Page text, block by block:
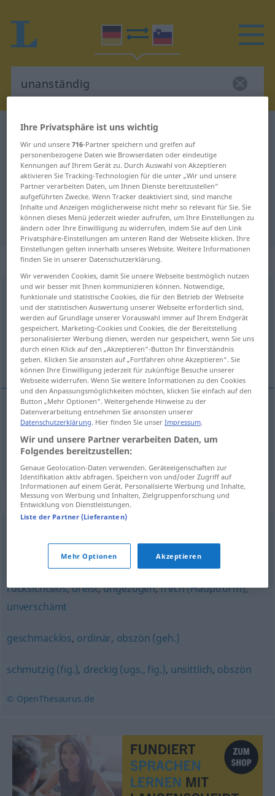
Deutsch-Slowenisch Wörterbuch
Deutsch-Slowenisch Übersetzung
für "unanständig"
"unanständig" Slowenisch
Übersetzung
„unanständig“
unanständig
Übersicht aller Übersetzungen
(Für mehr Details die Übersetzung anklicken/antippen)
nèspodóben, nèpoštèn
nèspodóben unanständig
nèpoštèn unanständig
Synonyme für "unanständig"
anmaßend,unverfroren,unhöflich,
rücksichtslos,dreist,ungezogen,frech (Hauptform),
unverschämt
geschmacklos, ordinär, obszön (geh.)
schmutzig (fig.), dreckig (ugs., fig.), unsittlich, obszön
© OpenThesaurus.de
Ihre Privatsphäre ist uns wichtig
Wir und unsere716-Partner speichern und greifen auf
personenbezogene Daten wie Browserdaten oder eindeutige
Kennungen auf Ihrem Gerät zu. Durch Auswahl von Akzeptieren
aktivieren Sie Tracking-Technologien für die unter „Wir und unsere
Partner verarbeiten Daten, um Ihnen Dienste bereitzustellen“
aufgeführten Zwecke. Wenn Tracker deaktiviert sind, sind manche
Inhalte und Anzeigen möglicherweise nicht mehr so relevant für Sie. Sie
können dieses Menü jederzeit wieder aufrufen, um Ihre Einstellungen zu
ändern oder Ihre Einwilligung zu widerrufen, indem Sie auf den Link
Privatsphäre-Einstellungen am unteren Rand der Webseite klicken. Ihre
Einstellungen gelten innerhalb unseres Website. Weitere Informationen
finden Sie in unserer Datenschutzerklärung.
Wir verwenden Cookies, damit Sie unsere Webseite bestmöglich nutzen
und wir besser mit Ihnen kommunizieren können. Notwendige,
funktionale und statistische Cookies, die für den Betrieb der Webseite
und der statistischen Auswertung unserer Webseite erforderlich sind,
werden auf Grundlage unserer Vorauswahl immer auf Ihrem Endgerät
gespeichert. Marketing-Cookies und Cookies, die der Bereitstellung
personalisierter Werbung dienen, werden nur gespeichert, wenn Sie uns
durch einen Klick auf den „Akzeptieren“-Button Ihr Einverständnis
geben. Klicken Sie ansonsten auf „Fortfahren ohne Akzeptieren“. Sie
können Ihre Einwilligung jederzeit für zukünftige Besuche unserer
Webseite widerrufen. Wenn Sie weitere Informationen zu den Cookies
und den Anpassungsmöglichkeiten möchten, klicken Sie einfach auf den
Button „Mehr Optionen“. Weitergehende Hinweise zu der
Datenverarbeitung entnehmen Sie ansonsten unserer
Datenschutzerklärung. Hier finden Sie unserImpressum.
Wir und unsere Partner verarbeiten Daten, um
Folgendes bereitzustellen:
Genaue Geolocation-Daten verwenden. Geräteeigenschaften zur
Identifikation aktiv abfragen. Speichern von und/oder Zugriff auf
Informationen auf einem Gerät. Personalisierte Werbung und Inhalte,
Messung von Werbung und Inhalten, Zielgruppenforschung und
Entwicklung von Dienstleistungen.
Liste der Partner (Lieferanten)
Mehr Optionen Akzeptieren